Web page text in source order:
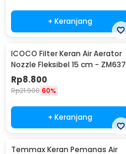
+ Keranjang
ICOCO Filter Keran Air Aerator
Nozzle Fleksibel 15 cm - ZM637
Rp8.800
Rp21.900 60%
+ Keranjang
Temmax Keran Pemanas Air